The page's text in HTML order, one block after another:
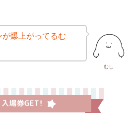
むし
爆上がってるむ